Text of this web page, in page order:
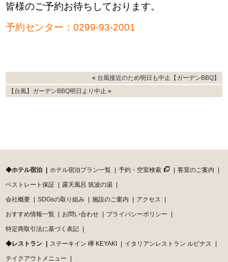
皆様のご予約お待ちしております。
予約センター：0299-93-2001
« 台風接近のため明日も中止【ガーデンBBQ】
【台風】ガーデンBBQ明日より中止 »
◆ホテル宿泊 ホテル宿泊プラン一覧 予約・空室検索 客室のご案内
ベストレート保証 露天風呂 筑波の湯
会社概要 SDGsの取り組み 施設のご案内 アクセス
おすすめ情報一覧 お問い合わせ プライバシーポリシー
特定商取引法に基づく表記
◆レストラン ステーキイン 欅 KEYAKI イタリアンレストラン ルピナス
テイクアウトメニュー